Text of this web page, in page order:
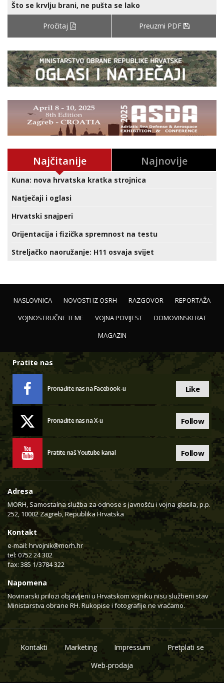
Što se krvlju brani, ne pušta se lako
Pročitaj Preuzmi PDF
Najčitanije Najnovije
Kuna: nova hrvatska kratka strojnica
Natječaji i oglasi
Hrvatski snajperi
Orijentacija i fizička spremnost na testu
Streljačko naoružanje: H11 osvaja svijet
NASLOVNICA NOVOSTI IZ OSRH RAZGOVOR
REPORTAŽA
VOJNOSTRUČNE TEME
VOJNA POVIJEST
DOMOVINSKI RAT
MAGAZIN
Pratite nas
Pronađite nas na Facebook-u Like
Pronađite nas na X-u Follow
Pratite naš Youtube kanal Follow
Adresa
MORH, Samostalna služba za odnose s javnošću i vojna glasila, p.p.
252, 10002 Zagreb, Republika Hrvatska
Kontakt
e-mail: hrvojnik@morh.hr
tel: 0752 24 302
fax: 385 1/3784 322
Napomena
Novinarski prilozi objavljeni u Hrvatskom vojniku nisu službeni stav
Ministarstva obrane RH. Rukopise i fotografije ne vraćamo.
Kontakti Marketing Impressum
Pretplati se
Web-prodaja